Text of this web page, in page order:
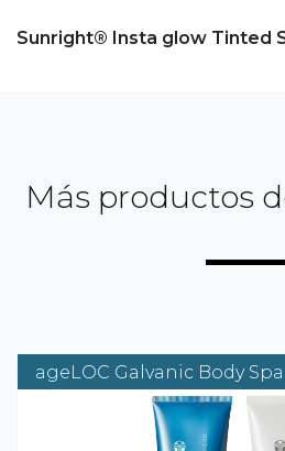
Sunright® Insta glow Tinted
Más productos
ageLOC Galvanic Body Spa